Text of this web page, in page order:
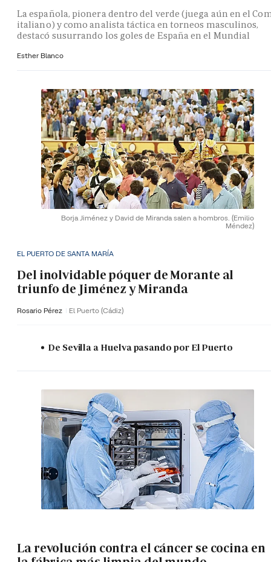
La española, pionera dentro del verde (juega aún en el
italiano) y como analista táctica en torneos masculinos,
destacó susurrando los goles de España en el Mundial
Esther Blanco
Borja Jiménez y David de Miranda salen a hombros. (Emilio
Méndez)
EL PUERTO DE SANTA MARÍA
Del inolvidable póquer de Morante al
triunfo de Jiménez y Miranda
Rosario Pérez El Puerto (Cádiz)
De Sevilla a Huelva pasando por El Puerto
La revolución contra el cáncer se cocina en